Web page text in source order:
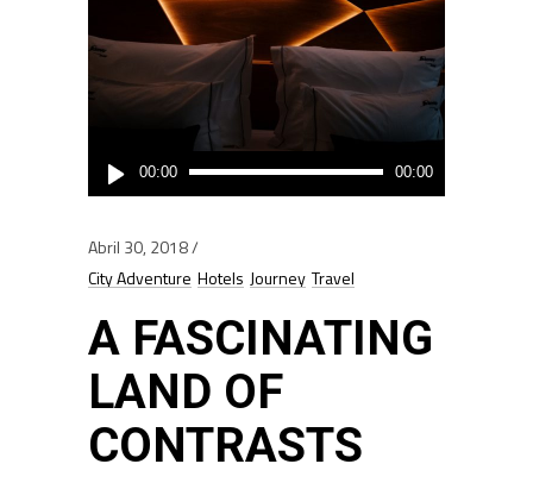
Reprodutor
de
00:00 00:00
Abril 30, 2018
City Adventure Hotels Journey Travel
A FASCINATING
LAND OF
CONTRASTS